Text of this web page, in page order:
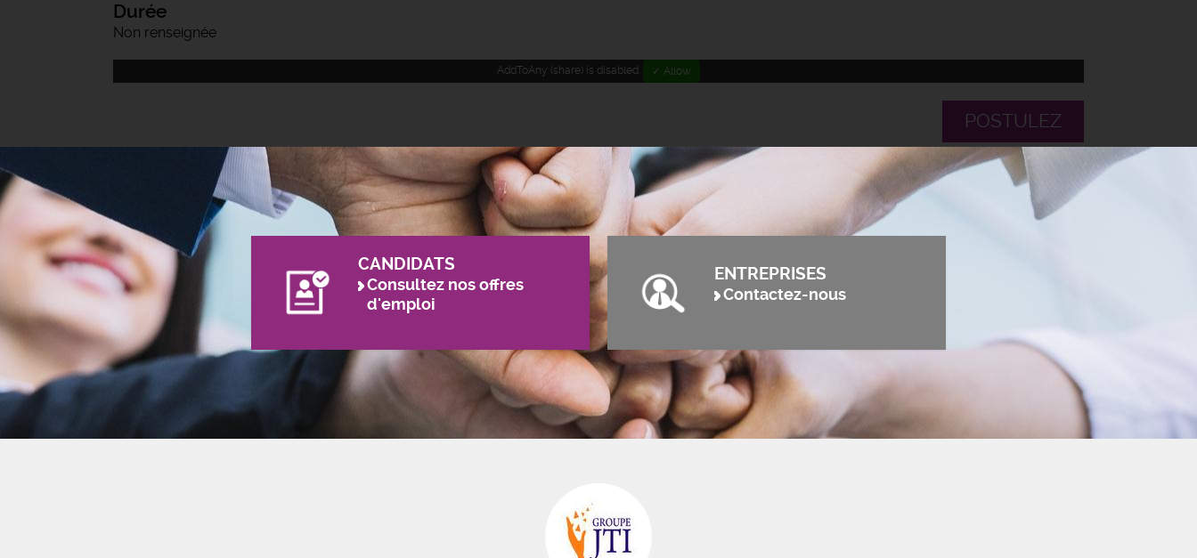
Durée
Non renseignée
AddToAny (share) is disabled. ✓ Allow
POSTULEZ
CANDIDATS
Consultez nos offres
d'emploi
ENTREPRISES
Contactez-nous